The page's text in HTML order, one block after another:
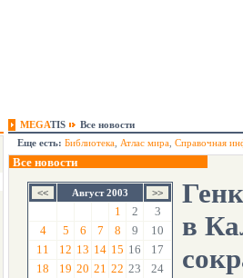
MEGATIS
Все новости
Еще есть: Библиотека Атлас мира Справочная
Все новости
Август 2003
1 2
3
4
5 6 7 8 9
10
11
12 13 14 15 16
17
18
19 20 21 22 23
24
в